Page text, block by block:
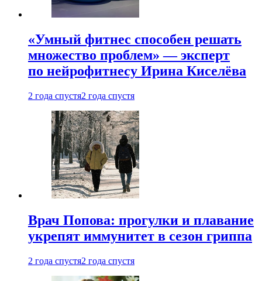
«Умный фитнес способен решать
множество проблем» — эксперт
по нейрофитнесу Ирина Киселёва
2 года спустя2 года спустя
Врач Попова: прогулки и плавание
укрепят иммунитет в сезон гриппа
2 года спустя2 года спустя